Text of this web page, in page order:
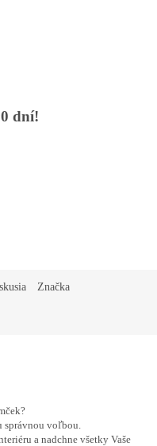
dní!
Značka
správnou voľbou.
a nadchne všetky Vaše